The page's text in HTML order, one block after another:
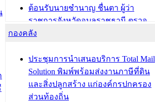
ต้อนรับนายชำนาญ ชื่นตา ผู้ว่า
ราชการจังหวัดอุบลราชธานี ตรวจ
ความเรียบร้อยของสถานที่ในการเตรี
องคมนตรี
สำนักทะเบียนท้องถิ่นเทศบาลเมือง
วารินชำราบ ดำเนินการมอบทะเบียน
บ้าน ทร.14 และบัตรประจำตัว
กองคลัง
ประชุมการนำเสนอบริการ Total Mail
Solution พิมพ์พร้อมส่งงานภาษีที่ดิน
และสิ่งปลูกสร้าง แก่องค์กรปกครอง
ส่วนท้องถิ่น